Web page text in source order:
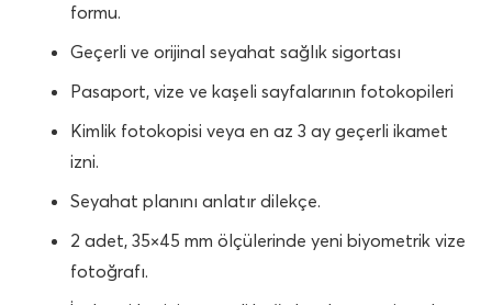
formu.
Geçerli ve orijinal seyahat sağlık sigortası
Pasaport, vize ve kaşeli sayfalarının fotokopileri
Kimlik fotokopisi veya en az 3 ay geçerli ikamet
izni.
Seyahat planını anlatır dilekçe.
2 adet, 35×45 mm ölçülerinde yeni biyometrik vize
fotoğrafı.